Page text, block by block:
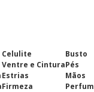
Celulite
Ventre e Cintura
Estrias
Firmeza
Busto
Pés
Mãos